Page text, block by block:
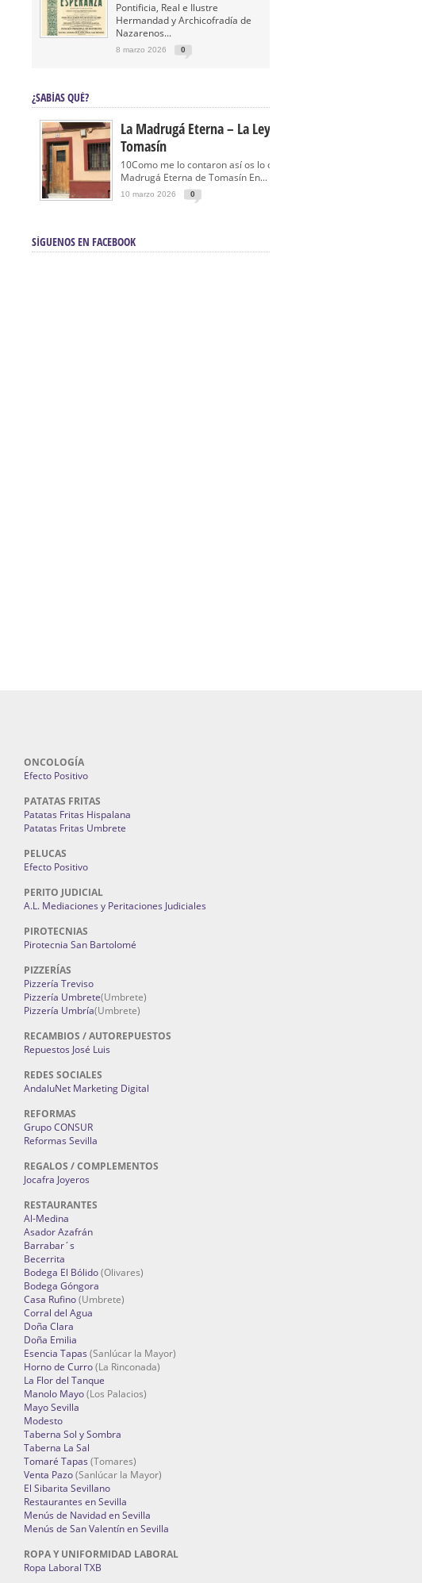
Pontificia, Real e Ilustre
Hermandad y Archicofradía de
Nazarenos...
8 marzo 2026 0
¿SABÍAS QUÉ?
La Madrugá Eterna – La Leyenda De
Tomasín
10Como me lo contaron así os lo cuento… La
Madrugá Eterna de Tomasín En...
10 marzo 2026 0
SÍGUENOS EN FACEBOOK
ONCOLOGÍA
Efecto Positivo
PATATAS FRITAS
Patatas Fritas Hispalana
Patatas Fritas Umbrete
PELUCAS
Efecto Positivo
PERITO JUDICIAL
A.L. Mediaciones y Peritaciones Judiciales
PIROTECNIAS
Pirotecnia San Bartolomé
PIZZERÍAS
Pizzería Treviso
Pizzería Umbrete(Umbrete)
Pizzería Umbría(Umbrete)
RECAMBIOS / AUTOREPUESTOS
Repuestos José Luis
REDES SOCIALES
AndaluNet Marketing Digital
REFORMAS
Grupo CONSUR
Reformas Sevilla
REGALOS / COMPLEMENTOS
Jocafra Joyeros
RESTAURANTES
Al-Medina
Asador Azafrán
Barrabar´s
Becerrita
Bodega El Bólido(Olivares)
Bodega Góngora
Casa Rufino(Umbrete)
Corral del Agua
Doña Clara
Doña Emilia
Esencia Tapas (Sanlúcar la Mayor)
Horno de Curro(La Rinconada)
La Flor del Tanque
Manolo Mayo(Los Palacios)
Mayo Sevilla
Modesto
Taberna Sol y Sombra
Taberna La Sal
Tomaré Tapas (Tomares)
Venta Pazo(Sanlúcar la Mayor)
El Sibarita Sevillano
Restaurantes en Sevilla
Menús de Navidad en Sevilla
Menús de San Valentín en Sevilla
ROPA Y UNIFORMIDAD LABORAL
Ropa Laboral TXB